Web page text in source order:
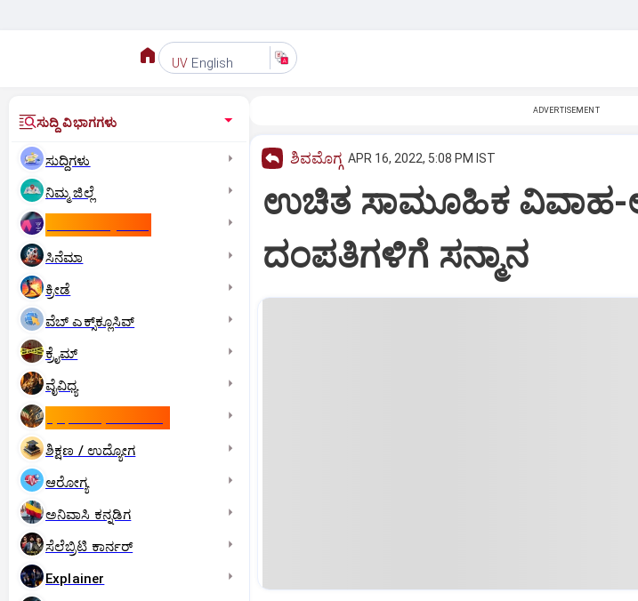
UV English
ಸುದ್ದಿ ವಿಭಾಗಗಳು
ಸುದ್ದಿಗಳು
ನಿಮ್ಮ ಜಿಲ್ಲೆ
ಸಿನೆಮಾ
ಕ್ರೀಡೆ
ವೆಬ್ ಎಕ್ಸ್‌ಕ್ಲೂಸಿವ್
ಕ್ರೈಮ್
ವೈವಿಧ್ಯ
ಶಿಕ್ಷಣ / ಉದ್ಯೋಗ
ಆರೋಗ್ಯ
ಅನಿವಾಸಿ ಕನ್ನಡಿಗ
ಸೆಲೆಬ್ರಿಟಿ ಕಾರ್ನರ್‌
Explainer
ADVERTISEMENT
ಶಿವಮೊಗ್ಗ APR 16, 2022, 5:08 PM IST
ಉಚಿತ ಸಾಮೂಹಿಕ
ದಂಪತಿಗಳಿಗೆ ಸನ್ಮಾನ